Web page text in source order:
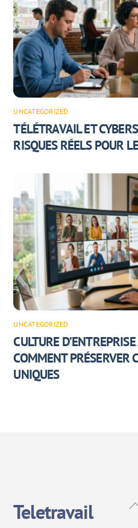
UNCATEGORIZED
TÉLÉTRAVAIL ET
RISQUES RÉELS POUR
UNCATEGORIZED
CULTURE
COMMENT PRÉSERVER
UNIQUES
Teletravail